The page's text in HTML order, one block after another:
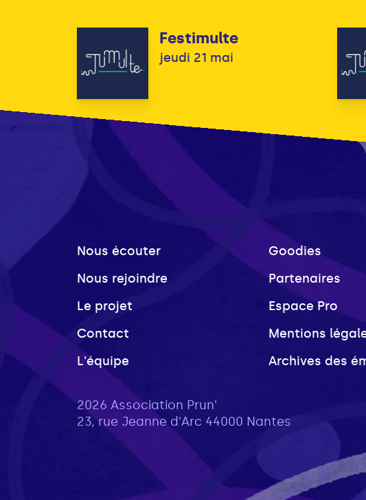
Festimulte
jeudi 21 mai
Nous écouter
Nous rejoindre
Le projet
Contact
L'équipe
Goodies
Partenaires
Espace Pro
Mentions
Archives des
2026 Association Prun'
23, rue Jeanne d'Arc 44000 Nantes